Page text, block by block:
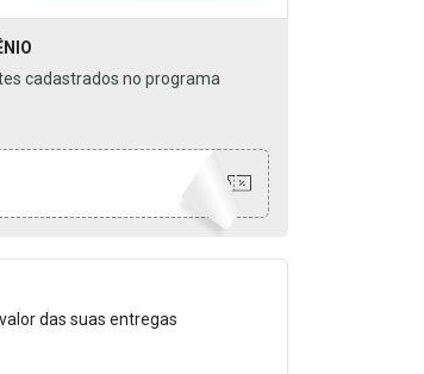
cadastrados no programa
o Frete
das suas entregas